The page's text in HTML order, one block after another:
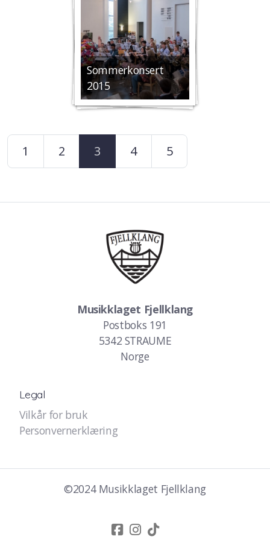
Sommerkonsert
2015
1 2 3 4 5
Musikklaget Fjellklang
Postboks 191
5342 STRAUME
Norge
Legal
Vilkår for bruk
Personvernerklæring
©2024 Musikklaget Fjellklang